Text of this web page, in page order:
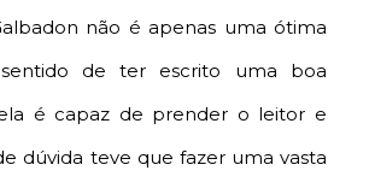
não é apenas uma ótima
de ter escrito uma boa
é capaz de prender o leitor e
dúvida teve que fazer uma vasta